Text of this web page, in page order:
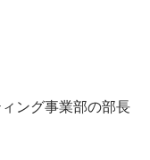
ング事業部の部長